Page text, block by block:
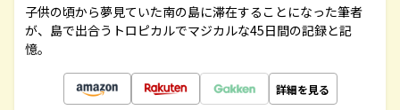
子供の頃から夢見ていた南の島に滞在することになった筆者
が、島で出合うトロピカルでマジカルな45日間の記録と記
憶。
詳細を見る